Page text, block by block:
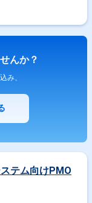
んか？
み、
テム向けPMO